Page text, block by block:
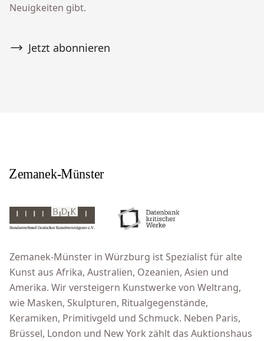
Neuigkeiten gibt.
Jetzt abonnieren
Zemanek-Münster in Würzburg ist Spezialist für alte
Kunst aus Afrika, Australien, Ozeanien, Asien und
Amerika. Wir versteigern Kunstwerke von Weltrang,
wie Masken, Skulpturen, Ritualgegenstände,
Keramiken, Primitivgeld und Schmuck. Neben Paris,
Brüssel, London und New York zählt das Auktionshaus